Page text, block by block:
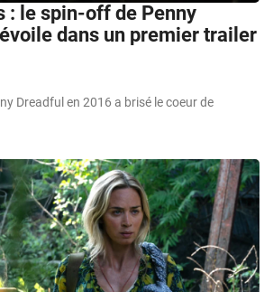
: le spin-off de Penny
dans un premier trailer
Dreadful en 2016 a brisé le coeur de